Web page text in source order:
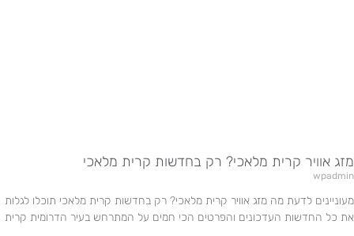
מזג אוויר קרית מלאכי? רק בחדשות קרית מלאכי
wpadmin
מעוניינים לדעת מה מזג אוויר קרית מלאכי? רק בחדשות קרית מלאכי תוכלו לגלות
את כל החדשות העדכונים והפרטים הכי חמים על המתרחש בעיר הדרומית קרית